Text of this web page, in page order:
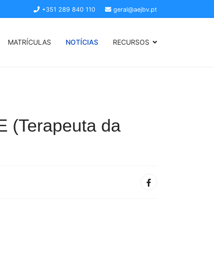
+351 289 840 110 geral@aejbv.pt
MATRÍCULAS NOTÍCIAS RECURSOS
(Terapeuta da